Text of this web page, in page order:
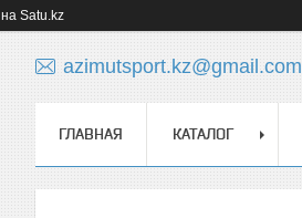
на Satu.kz
azimutsport.kz@gmail.com
ГЛАВНАЯ КАТАЛОГ